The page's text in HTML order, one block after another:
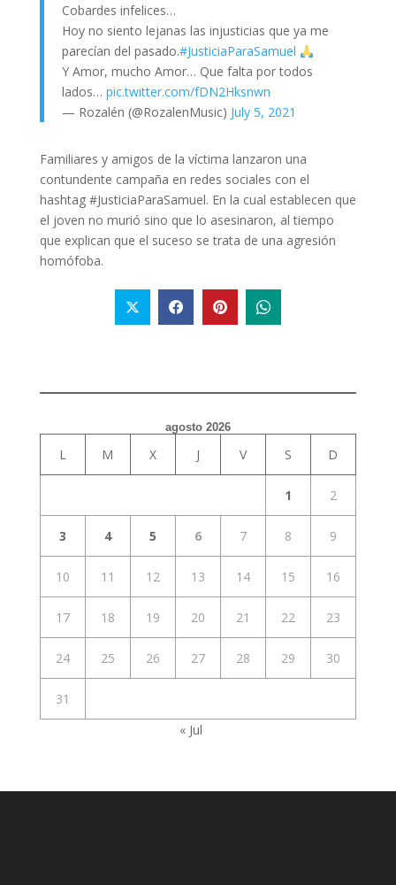
Cobardes infelices…
Hoy no siento lejanas las injusticias que ya me
parecían del pasado.#JusticiaParaSamuel
Y Amor, mucho Amor… Que falta por todos
lados… pic.twitter.com/fDN2Hksnwn
— Rozalén (@RozalenMusic) July 5, 2021
Familiares y amigos de la víctima lanzaron una
contundente campaña en redes sociales con el
hashtag #JusticiaParaSamuel. En la cual establecen que
el joven no murió sino que lo asesinaron, al tiempo
que explican que el suceso se trata de una agresión
homófoba.
agosto 2026
L M X J V S D
1 2
3 4 5 6 7 8 9
10 11 12 13 14 15 16
17 18 19 20 21 22 23
24 25 26 27 28 29 30
31
« Jul